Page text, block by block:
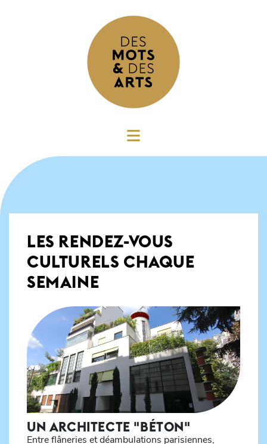
LES RENDEZ-VOUS
CULTURELS CHAQUE
SEMAINE
UN ARCHITECTE "BÉTON"
Entre flâneries et déambulations parisiennes,